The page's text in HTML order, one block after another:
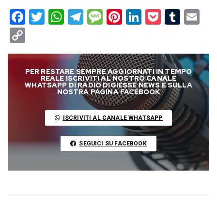
F
e
b
T
t
t
r
W
t
s
A
p
p
T
e
g
r
a
m
M
s
a
g
e
P
t
e
r
e
s
t
L
k
e
d
I
n
k
e
t
T
b
l
r
i
l
o
p
y
k
PER RESTARE SEMPRE AGGIORNATI IN TEMPO
REALE ISCRIVITI AL NOSTRO CANALE
WHATSAPP DI RADIO DIGIESSE NEWS E SULLA
NOSTRA PAGINA FACEBOOK
ISCRIVITI AL CANALE WHATSAPP
SEGUICI SU FACEBOOK